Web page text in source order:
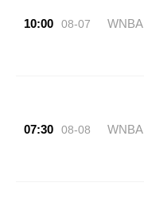
10:00 08-07 WNBA
07:30 08-08 WNBA